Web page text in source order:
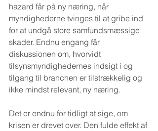
hazard får på ny næring, når
myndighederne tvinges til at gribe ind
for at undgå store samfundsmæssige
skader. Endnu engang får
diskussionen om, hvorvidt
tilsynsmyndighedernes indsigt i og
tilgang til branchen er tilstrækkelig og
ikke mindst relevant, ny næring.
Det er endnu for tidligt at sige, om
krisen er drevet over. Den fulde effekt af